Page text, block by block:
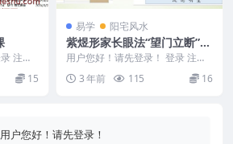
注册
压缩 2
15
易学 阳宅风水
紫煜形家长眼法“望门立断”的
秘诀系列阳宅课讲义5册（原
价3万元）
用户您好！请先登录！ 登录 注册
紫煜形家长眼法“望门立断”的秘诀
系列阳宅课讲义...
3 年前 115 16
用户您好！请先登录！